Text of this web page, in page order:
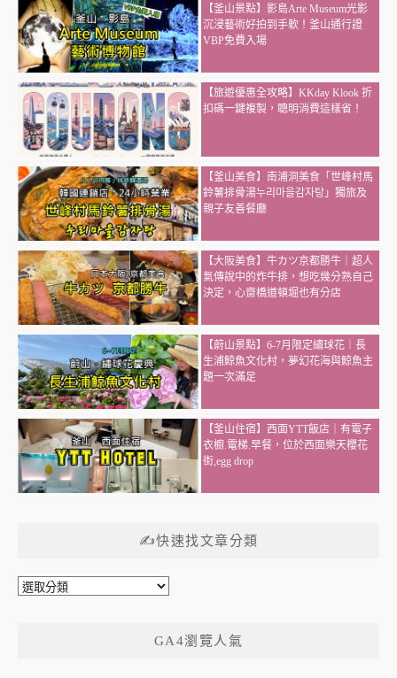
【釜山景點】影島Arte Museum光影
沉浸藝術好拍到手軟！釜山通行證
VBP免費入場
【旅遊優惠全攻略】KKday Klook 折
扣碼一鍵複製，聰明消費這樣省！
【釜山美食】南浦洞美食「世峰村馬
鈴薯排骨湯누리마을감자탕」獨旅及
親子友善餐廳
【大阪美食】牛カツ京都勝牛｜超人
氣傳說中的炸牛排，想吃幾分熟自己
決定，心齋橋道頓堀也有分店
【蔚山景點】6-7月限定繡球花｜長
生浦鯨魚文化村，夢幻花海與鯨魚主
題一次滿足
【釜山住宿】西面YTT飯店｜有電子
衣櫥.電梯.早餐，位於西面樂天櫻花
街,egg drop
✍快速找文章分類
✍
GA4瀏覽人氣